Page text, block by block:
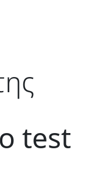
test